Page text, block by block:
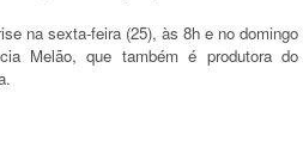
na sexta-feira (25), às 8h e no domingo
Melão, que também é produtora do